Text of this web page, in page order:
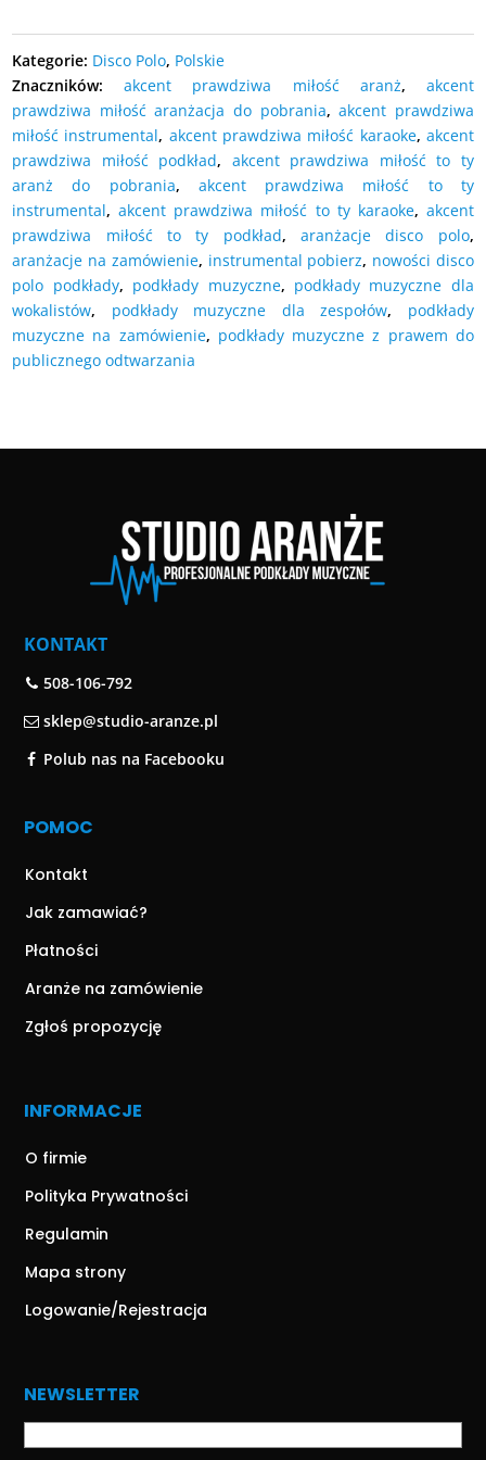
Kategorie: Disco Polo, Polskie
Znaczników:akcent prawdziwa miłość aranż, akcent
prawdziwa miłość aranżacja do pobrania,akcent prawdziwa
miłość instrumental, akcent prawdziwa miłość karaoke, akcent
prawdziwa miłość podkład, akcent prawdziwa miłość to ty
aranż do pobrania, akcent prawdziwa miłość to ty
instrumental,akcent prawdziwa miłość to ty karaoke, akcent
prawdziwa miłość to ty podkład,aranżacje disco polo,
aranżacje na zamówienie, instrumental pobierz, nowości disco
polo podkłady, podkłady muzyczne, podkłady muzyczne dla
wokalistów, podkłady muzyczne dla zespołów, podkłady
muzyczne na zamówienie, podkłady muzyczne z prawem do
publicznego odtwarzania
KONTAKT
508-106-792
sklep@studio-aranze.pl
Polub nas na Facebooku
POMOC
Kontakt
Jak zamawiać?
Płatności
Aranże na zamówienie
Zgłoś propozycję
INFORMACJE
O firmie
Polityka Prywatności
Regulamin
Mapa strony
Logowanie/Rejestracja
NEWSLETTER